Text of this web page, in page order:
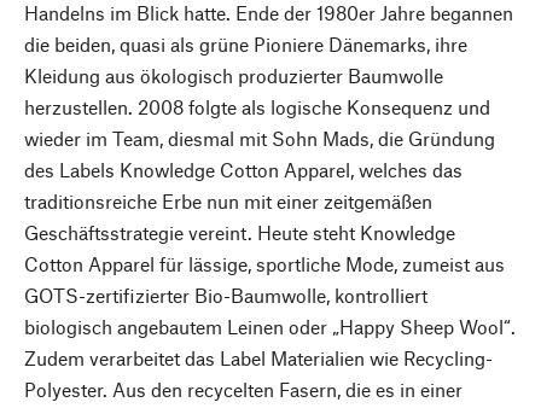
Handelns im Blick hatte. Ende der 1980er Jahre begannen
die beiden, quasi als grüne Pioniere Dänemarks, ihre
Kleidung aus ökologisch produzierter Baumwolle
herzustellen. 2008 folgte als logische Konsequenz und
wieder im Team, diesmal mit Sohn Mads, die Gründung
des Labels Knowledge Cotton Apparel, welches das
traditionsreiche Erbe nun mit einer zeitgemäßen
Geschäftsstrategie vereint. Heute steht Knowledge
Cotton Apparel für lässige, sportliche Mode, zumeist aus
GOTS-zertifizierter Bio-Baumwolle, kontrolliert
biologisch angebautem Leinen oder „Happy Sheep Wool“.
Zudem verarbeitet das Label Materialien wie Recycling-
Polyester. Aus den recycelten Fasern, die es in einer